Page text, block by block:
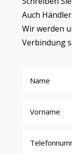
Auch
Wir werden
Verbindung